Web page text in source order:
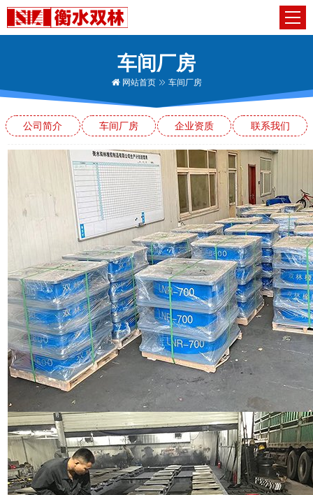
车间厂房
网站首页 车间厂房
公司简介 车间厂房 企业资质 联系我们